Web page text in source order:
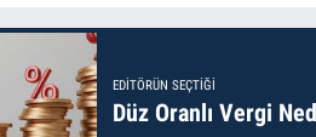
EDITÖRÜN SEÇTIĞI
Düz Oranlı Vergi